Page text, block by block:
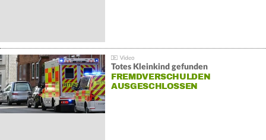
Totes Kleinkind gefunden
FREMDVERSCHULDEN
AUSGESCHLOSSEN